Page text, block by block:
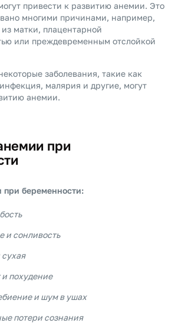
привести к развитию анемии. Это
многими причинами, например,
матки, плацентарной
или преждевременным отслойкой
заболевания, такие как
малярия и другие, могут
анемии.
при
беременности:
и сонливость
и похудение
и шум в ушах
потери сознания